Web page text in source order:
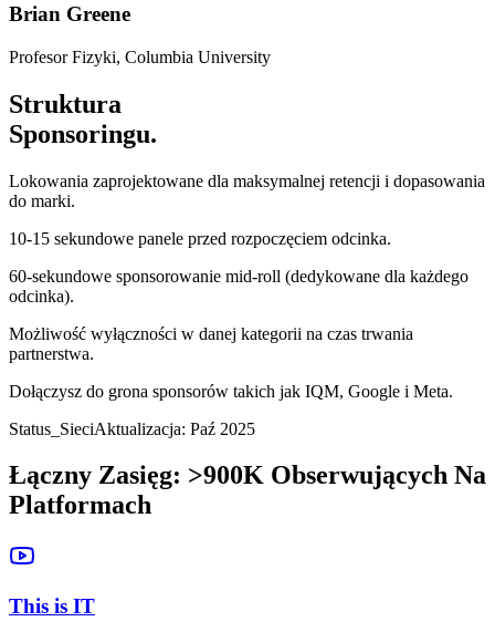
Brian Greene
Profesor Fizyki, Columbia University
Struktura
Sponsoringu.
Lokowania zaprojektowane dla maksymalnej retencji i dopasowania
do marki.
10-15 sekundowe panele przed rozpoczęciem odcinka.
60-sekundowe sponsorowanie mid-roll (dedykowane dla każdego
odcinka).
Możliwość wyłączności w danej kategorii na czas trwania
partnerstwa.
Dołączysz do grona sponsorów takich jak IQM, Google i Meta.
Status_SieciAktualizacja: Paź 2025
Łączny Zasięg: >900K Obserwujących Na
Platformach
This is IT